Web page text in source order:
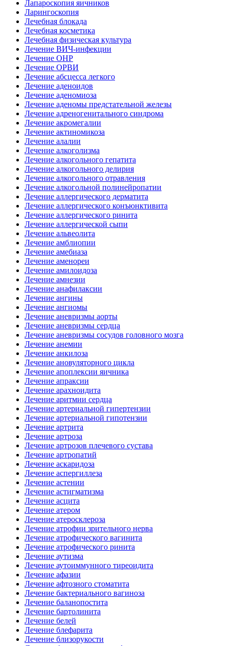
Лапароскопия яичников
Ларингоскопия
Лечебная блокада
Лечебная косметика
Лечебная физическая культура
Лечение ВИЧ-инфекции
Лечение ОНР
Лечение ОРВИ
Лечение абсцесса легкого
Лечение аденоидов
Лечение аденомиоза
Лечение аденомы предстательной железы
Лечение адреногенитального синдрома
Лечение акромегалии
Лечение актиномикоза
Лечение алалии
Лечение алкоголизма
Лечение алкогольного гепатита
Лечение алкогольного делирия
Лечение алкогольного отравления
Лечение алкогольной полинейропатии
Лечение аллергического дерматита
Лечение аллергического конъюнктивита
Лечение аллергического ринита
Лечение аллергической сыпи
Лечение альвеолита
Лечение амблиопии
Лечение амебиаза
Лечение аменореи
Лечение амилоидоза
Лечение амнезии
Лечение анафилаксии
Лечение ангины
Лечение ангиомы
Лечение аневризмы аорты
Лечение аневризмы сердца
Лечение аневризмы сосудов головного мозга
Лечение анемии
Лечение анкилоза
Лечение ановуляторного цикла
Лечение апоплексии яичника
Лечение апраксии
Лечение арахноидита
Лечение аритмии сердца
Лечение артериальной гипертензии
Лечение артериальной гипотензии
Лечение артрита
Лечение артроза
Лечение артрозов плечевого сустава
Лечение артропатий
Лечение аскаридоза
Лечение аспергиллеза
Лечение астении
Лечение астигматизма
Лечение асцита
Лечение атером
Лечение атеросклероза
Лечение атрофии зрительного нерва
Лечение атрофического вагинита
Лечение атрофического ринита
Лечение аутизма
Лечение аутоиммунного тиреоидита
Лечение афазии
Лечение афтозного стоматита
Лечение бактериального вагиноза
Лечение баланопостита
Лечение бартолинита
Лечение белей
Лечение блефарита
Лечение близорукости